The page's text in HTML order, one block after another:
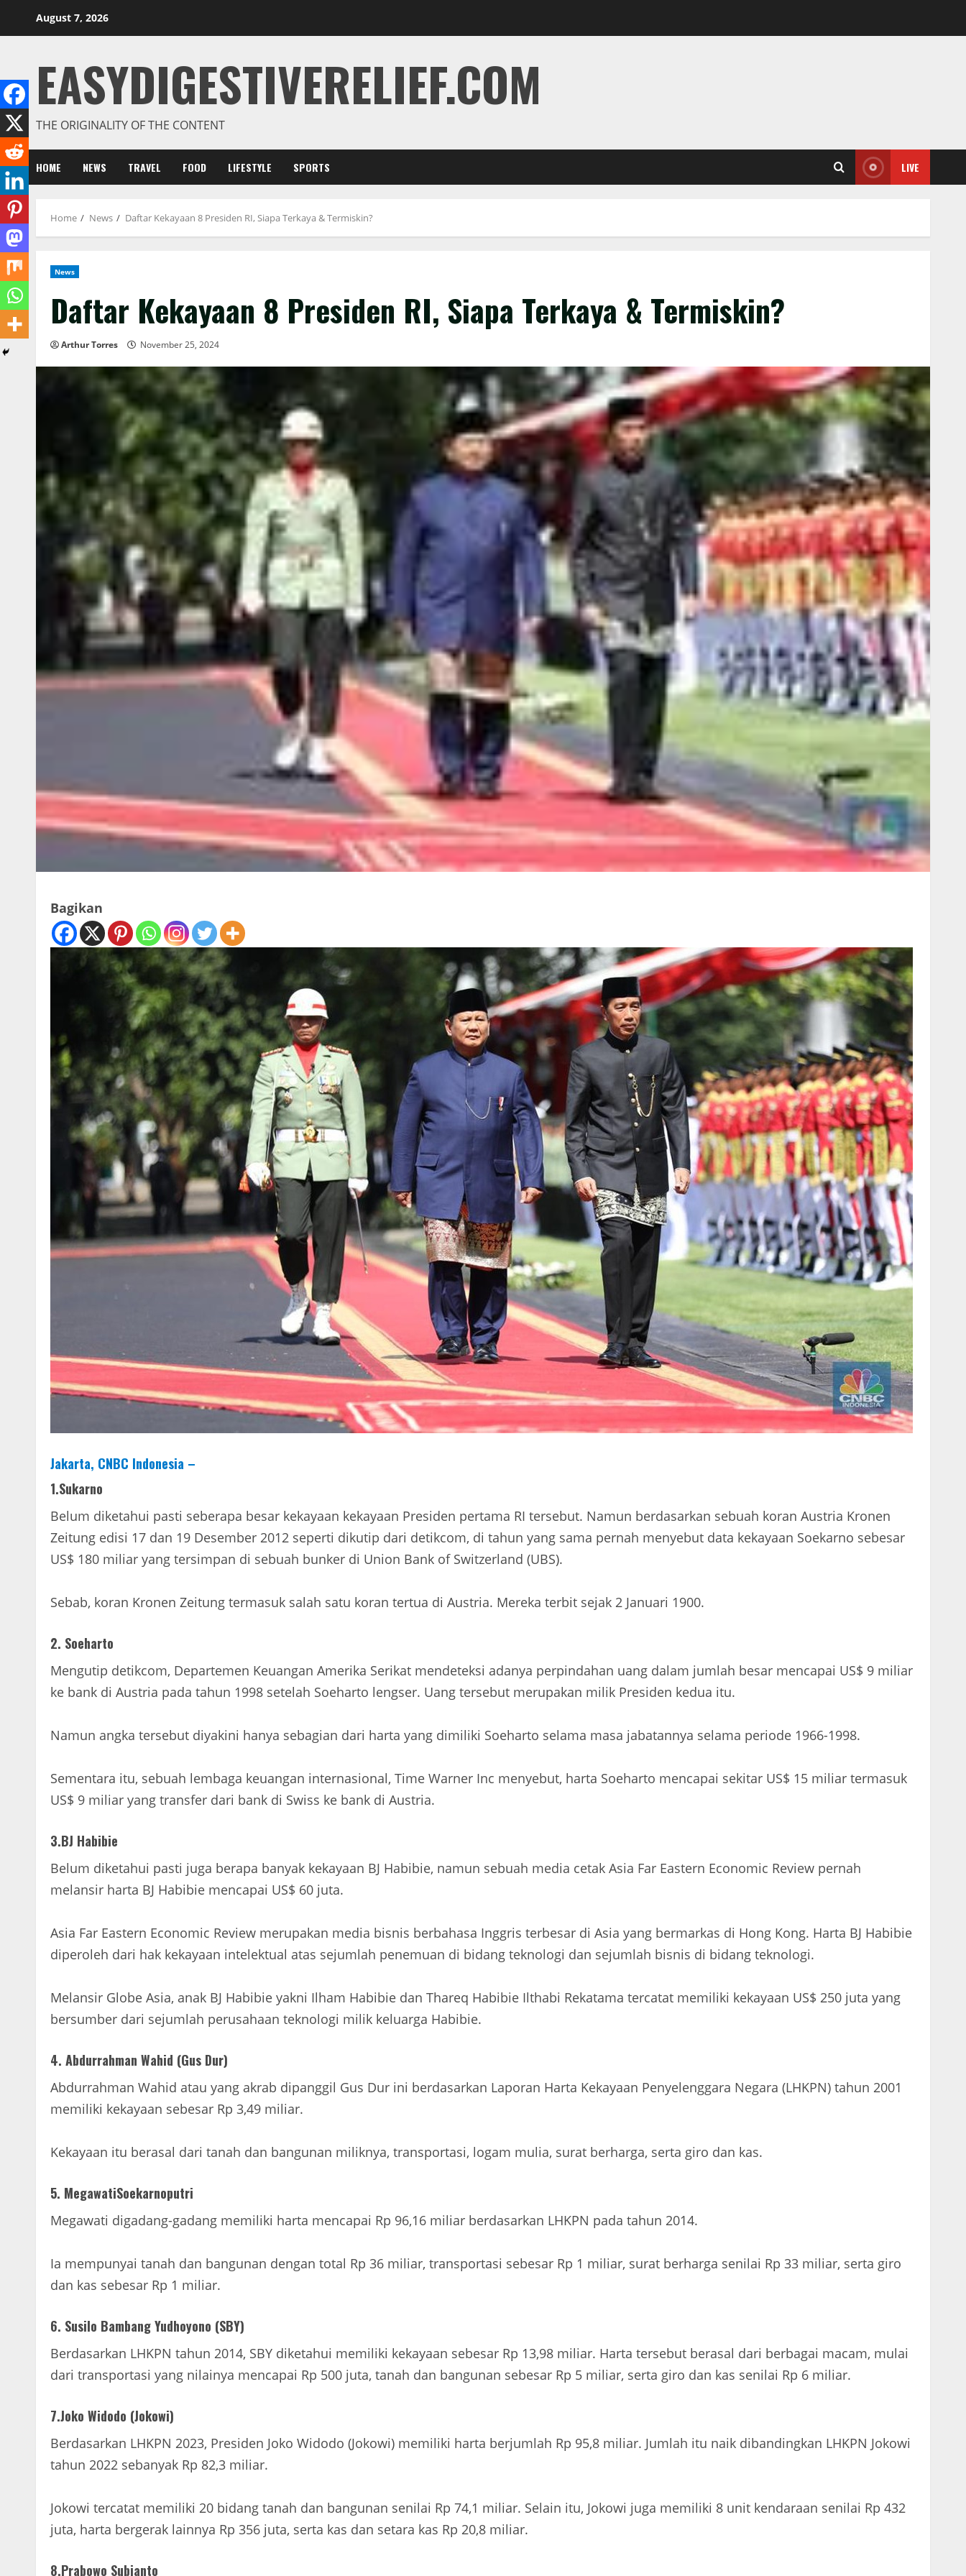
August 7, 2026
EASYDIGESTIVERELIEF.COM
THE ORIGINALITY OF THE CONTENT
HOME NEWS TRAVEL FOOD LIFESTYLE SPORTS LIVE
Home News Daftar Kekayaan 8 Presiden RI, Siapa Terkaya & Termiskin?
News
Daftar Kekayaan 8 Presiden RI, Siapa Terkaya & Termiskin?
Arthur Torres November 25, 2024
Bagikan
Jakarta, CNBC Indonesia –
1.Sukarno
Belum diketahui pasti seberapa besar kekayaan kekayaan Presiden pertama RI tersebut. Namun berdasarkan sebuah koran Austria Kronen
Zeitung edisi 17 dan 19 Desember 2012 seperti dikutip dari detikcom, di tahun yang sama pernah menyebut data kekayaan Soekarno sebesar
US$ 180 miliar yang tersimpan di sebuah bunker di Union Bank of Switzerland (UBS).
Sebab, koran Kronen Zeitung termasuk salah satu koran tertua di Austria. Mereka terbit sejak 2 Januari 1900.
2. Soeharto
Mengutip detikcom, Departemen Keuangan Amerika Serikat mendeteksi adanya perpindahan uang dalam jumlah besar mencapai US$ 9 miliar
ke bank di Austria pada tahun 1998 setelah Soeharto lengser. Uang tersebut merupakan milik Presiden kedua itu.
Namun angka tersebut diyakini hanya sebagian dari harta yang dimiliki Soeharto selama masa jabatannya selama periode 1966-1998.
Sementara itu, sebuah lembaga keuangan internasional, Time Warner Inc menyebut, harta Soeharto mencapai sekitar US$ 15 miliar termasuk
US$ 9 miliar yang transfer dari bank di Swiss ke bank di Austria.
3.BJ Habibie
Belum diketahui pasti juga berapa banyak kekayaan BJ Habibie, namun sebuah media cetak Asia Far Eastern Economic Review pernah
melansir harta BJ Habibie mencapai US$ 60 juta.
Asia Far Eastern Economic Review merupakan media bisnis berbahasa Inggris terbesar di Asia yang bermarkas di Hong Kong. Harta BJ Habibie
diperoleh dari hak kekayaan intelektual atas sejumlah penemuan di bidang teknologi dan sejumlah bisnis di bidang teknologi.
Melansir Globe Asia, anak BJ Habibie yakni Ilham Habibie dan Thareq Habibie Ilthabi Rekatama tercatat memiliki kekayaan US$ 250 juta yang
bersumber dari sejumlah perusahaan teknologi milik keluarga Habibie.
4. Abdurrahman Wahid (Gus Dur)
Abdurrahman Wahid atau yang akrab dipanggil Gus Dur ini berdasarkan Laporan Harta Kekayaan Penyelenggara Negara (LHKPN) tahun 2001
memiliki kekayaan sebesar Rp 3,49 miliar.
Kekayaan itu berasal dari tanah dan bangunan miliknya, transportasi, logam mulia, surat berharga, serta giro dan kas.
5. MegawatiSoekarnoputri
Megawati digadang-gadang memiliki harta mencapai Rp 96,16 miliar berdasarkan LHKPN pada tahun 2014.
Ia mempunyai tanah dan bangunan dengan total Rp 36 miliar, transportasi sebesar Rp 1 miliar, surat berharga senilai Rp 33 miliar, serta giro
dan kas sebesar Rp 1 miliar.
6. Susilo Bambang Yudhoyono (SBY)
Berdasarkan LHKPN tahun 2014, SBY diketahui memiliki kekayaan sebesar Rp 13,98 miliar. Harta tersebut berasal dari berbagai macam, mulai
dari transportasi yang nilainya mencapai Rp 500 juta, tanah dan bangunan sebesar Rp 5 miliar, serta giro dan kas senilai Rp 6 miliar.
7.Joko Widodo (Jokowi)
Berdasarkan LHKPN 2023, Presiden Joko Widodo (Jokowi) memiliki harta berjumlah Rp 95,8 miliar. Jumlah itu naik dibandingkan LHKPN Jokowi
tahun 2022 sebanyak Rp 82,3 miliar.
Jokowi tercatat memiliki 20 bidang tanah dan bangunan senilai Rp 74,1 miliar. Selain itu, Jokowi juga memiliki 8 unit kendaraan senilai Rp 432
juta, harta bergerak lainnya Rp 356 juta, serta kas dan setara kas Rp 20,8 miliar.
8.Prabowo Subianto